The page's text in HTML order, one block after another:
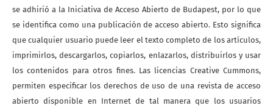
se adhirió a la Iniciativa de Acceso Abierto de Budapest, por lo que
se identifica como una publicación de acceso abierto. Esto significa
que cualquier usuario puede leer el texto completo de los artículos,
imprimirlos, descargarlos, copiarlos, enlazarlos, distribuirlos y usar
los contenidos para otros fines. Las licencias Creative Cummons,
permiten especificar los derechos de uso de una revista de acceso
abierto disponible en Internet de tal manera que los usuarios